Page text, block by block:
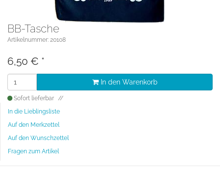
BB-Tasche
Artikelnummer: 20108
6,50 € *
In den Warenkorb
Sofort lieferbar
In die Lieblingsliste
Auf den Merkzettel
Auf den Wunschzettel
Fragen zum Artikel